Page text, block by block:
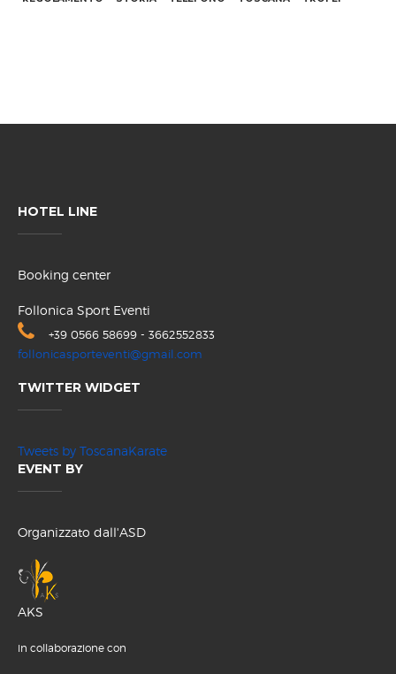
HOTEL LINE
Booking center
Follonica Sport Eventi
+39 0566 58699 - 3662552833
follonicasporteventi@gmail.com
TWITTER WIDGET
Tweets by ToscanaKarate
EVENT BY
Organizzato dall'ASD
AKS
in collaborazione con